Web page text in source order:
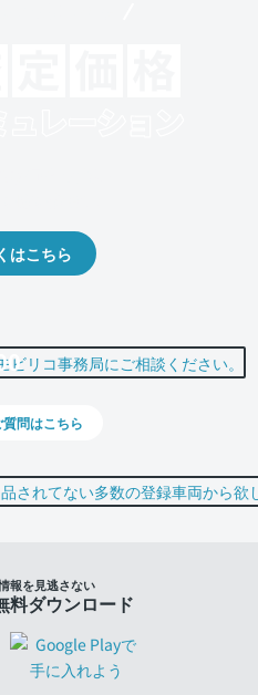
はこちら
問はこちら
報を見逃さない
料ダウンロード